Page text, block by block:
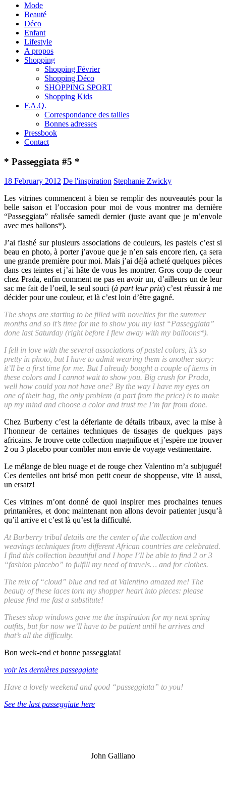
Mode
Beauté
Déco
Enfant
Lifestyle
A propos
Shopping
Shopping Février
Shopping Déco
SHOPPING SPORT
Shopping Kids
F.A.Q.
Correspondance des tailles
Bonnes adresses
Pressbook
Contact
* Passeggiata #5 *
18 February 2012 De l'inspiration Stephanie Zwicky
Les vitrines commencent à bien se remplir des nouveautés pour la
belle saison et l’occasion pour moi de vous montrer ma dernière
“Passeggiata” réalisée samedi dernier (juste avant que je m’envole
avec mes ballons*).
J’ai flashé sur plusieurs associations de couleurs, les pastels c’est si
beau en photo, à porter j’avoue que je n’en sais encore rien, ça sera
une grande première pour moi. Mais j’ai déjà acheté quelques pièces
dans ces teintes et j’ai hâte de vous les montrer. Gros coup de coeur
chez Prada, enfin comment ne pas en avoir un, d’ailleurs un de leur
sac me fait de l’oeil, le seul souci (à part leur prix) c’est réussir à me
décider pour une couleur, et là c’est loin d’être gagné.
The shops are starting to be filled with novelties for the summer
months and so it’s time for me to show you my last “Passeggiata”
done last Saturday (right before I flew away with my balloons*).
I fell in love with the several associations of pastel colors, it’s so
pretty in photo, but I have to admit wearing them is another story:
it’ll be a first time for me. But I already bought a couple of items in
these colors and I cannot wait to show you. Big crush for Prada,
well how could you not have one? By the way I have my eyes on
one of their bag, the only problem (a part from the price) is to make
up my mind and choose a color and trust me I’m far from done.
Chez Burberry c’est la déferlante de détails tribaux, avec la mise à
l’honneur de certaines techniques de tissages de quelques pays
africains. Je trouve cette collection magnifique et j’espère me trouver
2 ou 3 placebo pour combler mon envie de voyage vestimentaire.
Le mélange de bleu nuage et de rouge chez Valentino m’a subjugué!
Ces dentelles ont brisé mon petit coeur de shoppeuse, vite là aussi,
un ersatz!
Ces vitrines m’ont donné de quoi inspirer mes prochaines tenues
printanières, et donc maintenant non allons devoir patienter jusqu’à
qu’il arrive et c’est là qu’est la difficulté.
At Burberry tribal details are the center of the collection and
weavings techniques from different African countries are celebrated.
I find this collection beautiful and I hope I’ll be able to find 2 or 3
“fashion placebo” to fulfill my need of travels… and for clothes.
The mix of “cloud” blue and red at Valentino amazed me! The
beauty of these laces torn my shopper heart into pieces: please
please find me fast a substitute!
Theses shop windows gave me the inspiration for my next spring
outfits, but for now we’ll have to be patient until he arrives and
that’s all the difficulty.
Bon week-end et bonne passeggiata!
voir les dernières passeggiate
Have a lovely weekend and good “passeggiata” to you!
See the last passeggiate here
John Galliano